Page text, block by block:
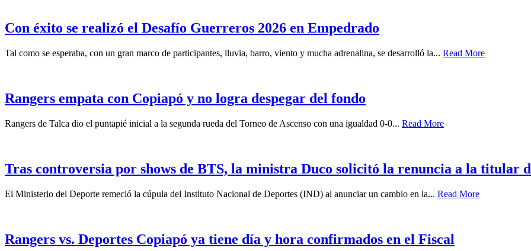
Con éxito se realizó el Desafío Guerreros 2026 en Empedrado
Tal como se esperaba, con un gran marco de participantes, lluvia, barro, viento y mucha adrenalina, se desarrolló la... Read More
Rangers empata con Copiapó y no logra despegar del fondo
Rangers de Talca dio el puntapié inicial a la segunda rueda del Torneo de Ascenso con una igualdad 0-0... Read More
Tras controversia por shows de BTS, la ministra Duco solicitó la renuncia a la titular
El Ministerio del Deporte remeció la cúpula del Instituto Nacional de Deportes (IND) al anunciar un cambio en la... Read More
Rangers vs. Deportes Copiapó ya tiene día y hora confirmados en el Fiscal